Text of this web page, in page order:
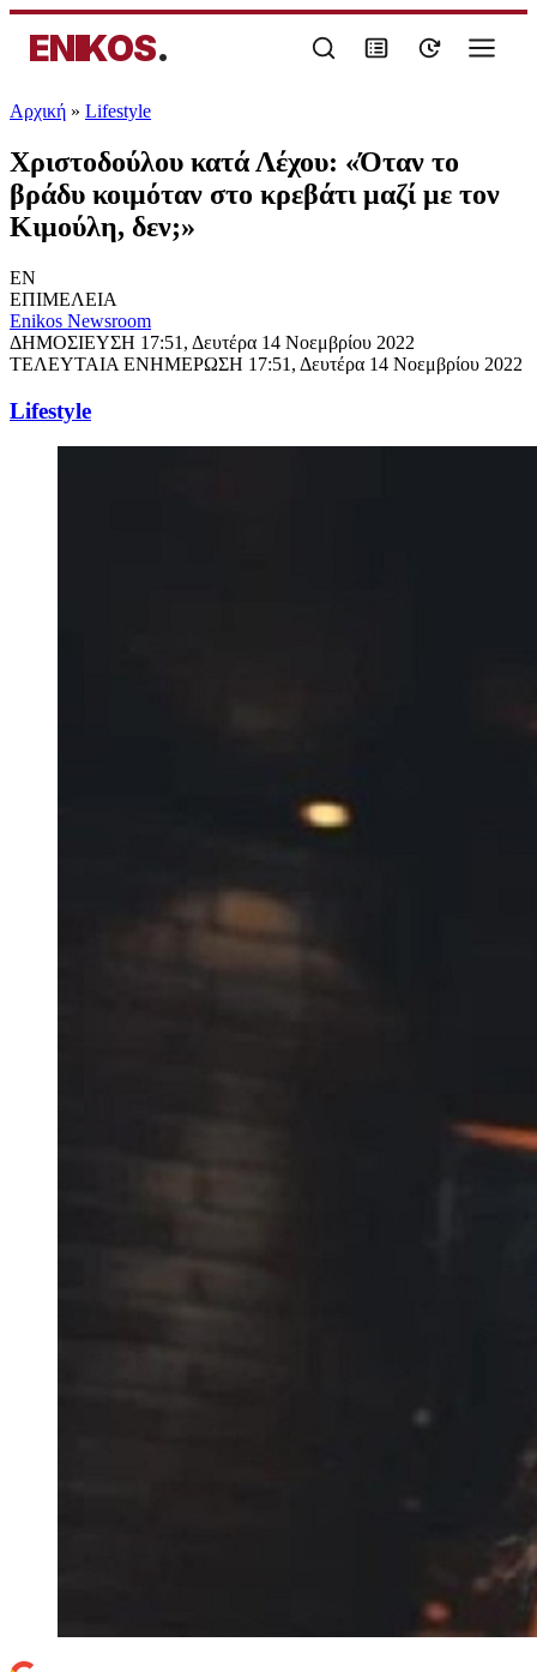
ENIKOS.
Αρχική » Lifestyle
Χριστοδούλου κατά Λέχου: «Όταν το
βράδυ κοιμόταν στο κρεβάτι μαζί με τον
Κιμούλη, δεν;»
EN
ΕΠΙΜΕΛΕΙΑ
Enikos Newsroom
ΔΗΜΟΣΙΕΥΣΗ 17:51, Δευτέρα 14 Νοεμβρίου 2022
ΤΕΛΕΥΤΑΙΑ ΕΝΗΜΕΡΩΣΗ 17:51, Δευτέρα 14 Νοεμβρίου 2022
Lifestyle